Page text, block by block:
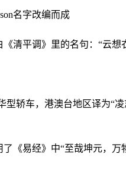
名字改编而成
清平调》里的名句：“云想
型轿车，港澳台地区译为“
了《易经》中“至哉坤元，